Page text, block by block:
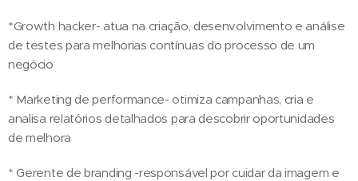
*Growth hacker- atua na criação, desenvolvimento e análise
de testes para melhorias contínuas do processo de um
negócio
* Marketing de performance- otimiza campanhas, cria e
analisa relatórios detalhados para descobrir oportunidades
de melhora
* Gerente de branding -responsável por cuidar da imagem e